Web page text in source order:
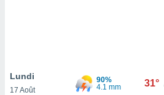
notre
Lundi
17 Août
90%
4.1 mm
31°